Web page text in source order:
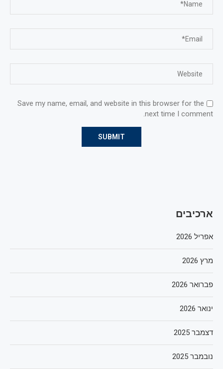
Save my name, email, and website in this browser for the
next time I comment.
ארכיבים
אפריל 2026
מרץ 2026
פברואר 2026
ינואר 2026
דצמבר 2025
נובמבר 2025